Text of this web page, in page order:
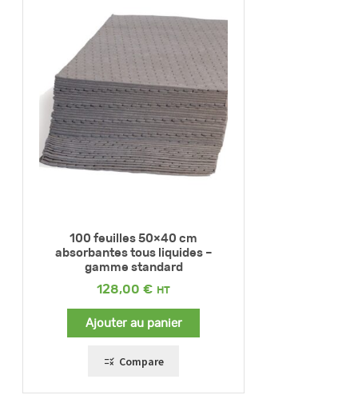
100 feuilles 50×40 cm
absorbantes tous liquides –
gamme standard
128,00 €
Ajouter au panier
Compare